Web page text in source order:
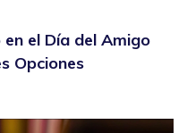
el Día del Amigo
Opciones